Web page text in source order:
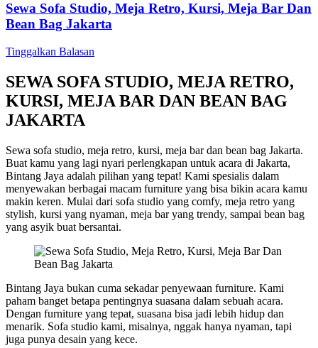
Sewa Sofa Studio, Meja Retro, Kursi, Meja Bar Dan
Bean Bag Jakarta
Tinggalkan Balasan
SEWA SOFA STUDIO, MEJA RETRO,
KURSI, MEJA BAR DAN BEAN BAG
JAKARTA
Sewa sofa studio, meja retro, kursi, meja bar dan bean bag Jakarta.
Buat kamu yang lagi nyari perlengkapan untuk acara di Jakarta,
Bintang Jaya adalah pilihan yang tepat! Kami spesialis dalam
menyewakan berbagai macam furniture yang bisa bikin acara kamu
makin keren. Mulai dari sofa studio yang comfy, meja retro yang
stylish, kursi yang nyaman, meja bar yang trendy, sampai bean bag
yang asyik buat bersantai.
Bintang Jaya bukan cuma sekadar penyewaan furniture. Kami
paham banget betapa pentingnya suasana dalam sebuah acara.
Dengan furniture yang tepat, suasana bisa jadi lebih hidup dan
menarik. Sofa studio kami, misalnya, nggak hanya nyaman, tapi
juga punya desain yang kece.